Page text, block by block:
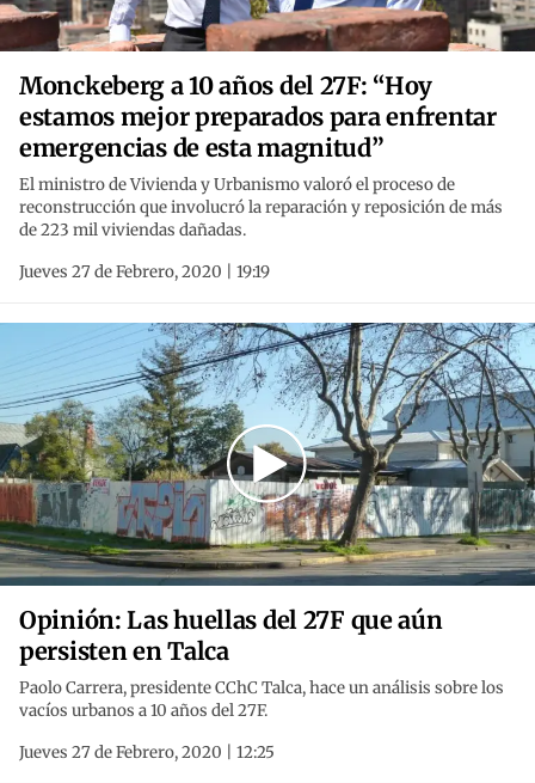
Monckeberg a 10 años del 27F: “Hoy
estamos mejor preparados para enfrentar
emergencias de esta magnitud”
El ministro de Vivienda y Urbanismo valoró el proceso de
reconstrucción que involucró la reparación y reposición de más
de 223 mil viviendas dañadas.
Jueves 27 de Febrero, 2020 | 19:19
Opinión: Las huellas del 27F que aún
persisten en Talca
Paolo Carrera, presidente CChC Talca, hace un análisis sobre los
vacíos urbanos a 10 años del 27F.
Jueves 27 de Febrero, 2020 | 12:25